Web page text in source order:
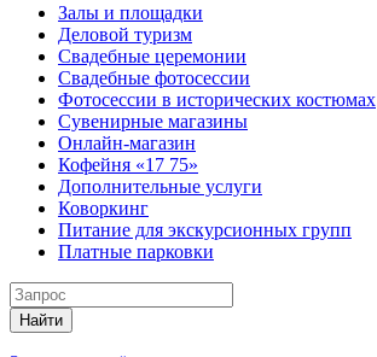
Залы и площадки
Деловой туризм
Свадебные церемонии
Свадебные фотосессии
Фотосессии в исторических костюмах
Сувенирные магазины
Онлайн-магазин
Кофейня «17 75»
Дополнительные услуги
Коворкинг
Питание для экскурсионных групп
Платные парковки
Найти